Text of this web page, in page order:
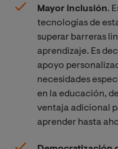
Mayor inclusión.
tecnologías de
superar barreras
aprendizaje. Es
apoyo
necesidades
en la educación,
ventaja adicional
aprender hasta